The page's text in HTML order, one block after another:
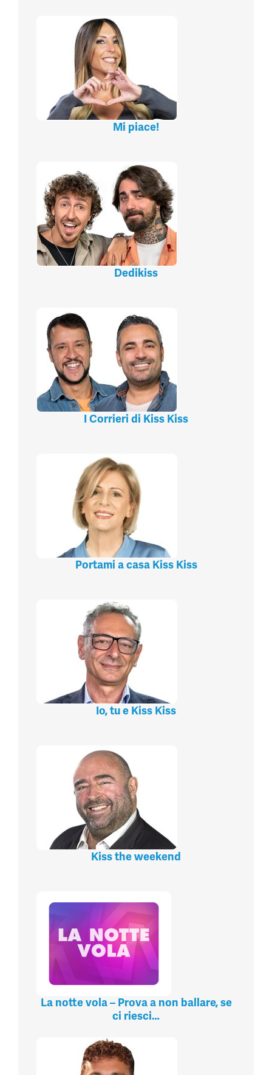
Mi piace!
Dedikiss
I Corrieri di Kiss Kiss
Portami a casa Kiss Kiss
Io, tu e Kiss Kiss
Kiss the weekend
La notte vola – Prova a non ballare, se
ci riesci…